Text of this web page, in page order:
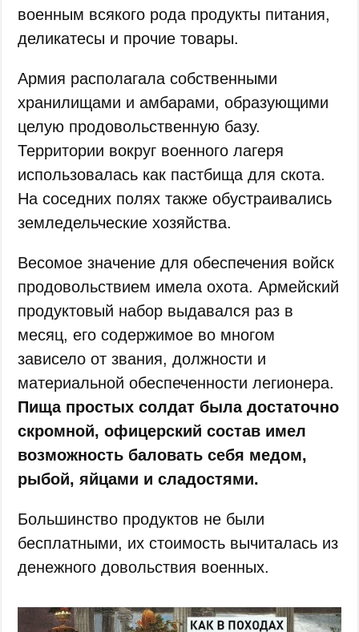
военным всякого рода продукты питания,
деликатесы и прочие товары.
Армия располагала собственными
хранилищами и амбарами, образующими
целую продовольственную базу.
Территории вокруг военного лагеря
использовалась как пастбища для скота.
На соседних полях также обустраивались
земледельческие хозяйства.
Весомое значение для обеспечения войск
продовольствием имела охота. Армейский
продуктовый набор выдавался раз в
месяц, его содержимое во многом
зависело от звания, должности и
материальной обеспеченности легионера.
Пища простых солдат была достаточно
скромной, офицерский состав имел
возможность баловать себя медом,
рыбой, яйцами и сладостями.
Большинство продуктов не были
бесплатными, их стоимость вычиталась из
денежного довольствия военных.